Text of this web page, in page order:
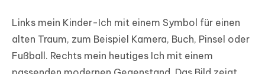
Links mein Kinder-Ich mit einem Symbol für einen
alten Traum, zum Beispiel Kamera, Buch, Pinsel oder
Fußball. Rechts mein heutiges Ich mit einem